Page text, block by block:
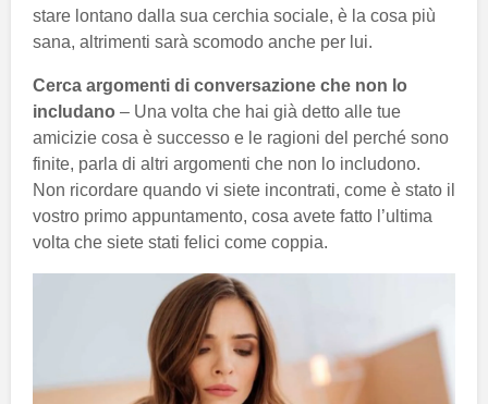
stare lontano dalla sua cerchia sociale, è la cosa più
sana, altrimenti sarà scomodo anche per lui.
Cerca argomenti di conversazione che non lo
includano – Una volta che hai già detto alle tue
amicizie cosa è successo e le ragioni del perché sono
finite, parla di altri argomenti che non lo includono.
Non ricordare quando vi siete incontrati, come è stato il
vostro primo appuntamento, cosa avete fatto l’ultima
volta che siete stati felici come coppia.